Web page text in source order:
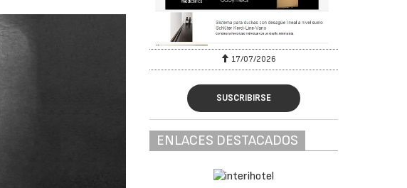
17/07/2026
SUSCRIBIRSE
ENLACES DESTACADOS